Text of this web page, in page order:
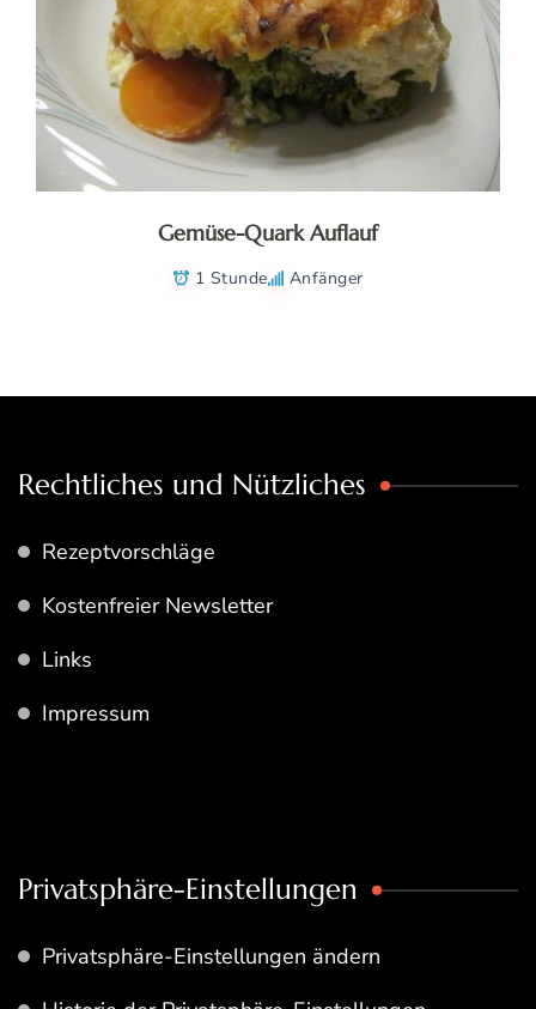
Gemüse-Quark Auflauf
1 Stunde Anfänger
Rechtliches und Nützliches
Rezeptvorschläge
Kostenfreier Newsletter
Links
Impressum
Privatsphäre-Einstellungen
Privatsphäre-Einstellungen ändern